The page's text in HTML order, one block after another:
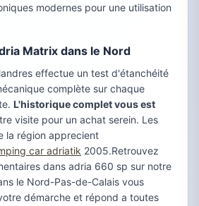
modernes pour une utilisation
Matrix dans le Nord
effectue un test d'étanchéité
complète sur chaque
L'historique complet vous est
visite pour un achat serein. Les
la région apprecient
car adriatik 2005.Retrouvez
dans adria 660 sp sur notre
le Nord-Pas-de-Calais vous
démarche et répond a toutes